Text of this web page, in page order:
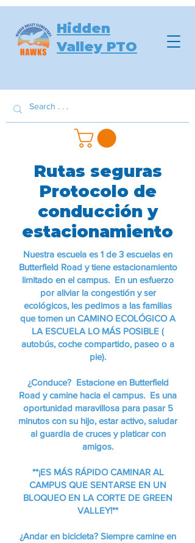
Hidden
Valley PTO
Rutas seguras
Protocolo de
conducción y
estacionamiento
Nuestra escuela es 1 de 3 escuelas en
Butterfield Road y tiene estacionamiento
limitado en el campus. En un esfuerzo
por aliviar la congestión y ser
ecológicos, les pedimos a las familias
que tomen un CAMINO ECOLÓGICO A
LA ESCUELA LO MÁS POSIBLE (
autobús, coche compartido, paseo o a
pie).
¿Conduce? Estacione en Butterfield
Road y camine hacia el campus. Es una
oportunidad maravillosa para pasar 5
minutos con su hijo, estar activo, saludar
al guardia de cruces y platicar con
amigos.
**¡ES MÁS RÁPIDO CAMINAR AL
CAMPUS QUE SENTARSE EN UN
BLOQUEO EN LA CORTE DE GREEN
VALLEY!**
¿Andar en bicicleta? Siempre camine en